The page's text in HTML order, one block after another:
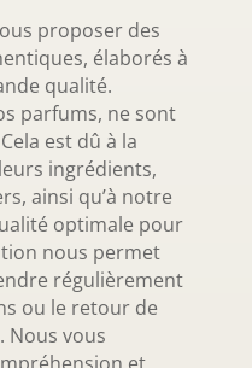
proposer des
élaborés à
qualité.
parfums, ne sont
est dû à la
ingrédients,
ainsi qu’à notre
optimale pour
nous permet
régulièrement
ou le retour de
Nous vous